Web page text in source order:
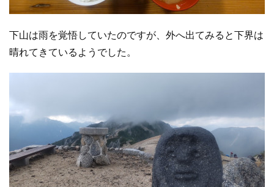
下山は雨を覚悟していたのですが、外へ出てみると下界は
晴れてきているようでした。